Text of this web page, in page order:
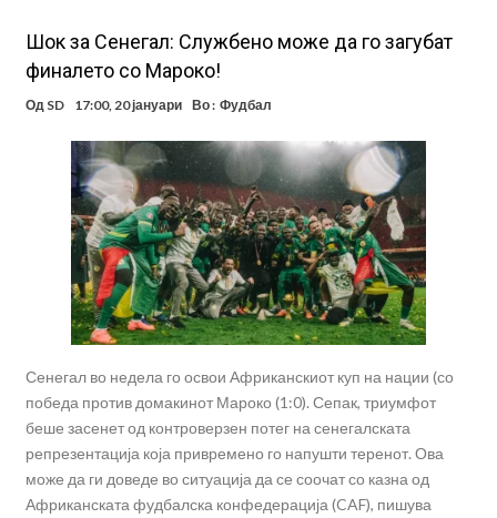
Шок за Сенегал: Службено може да го загубат
финалето со Мароко!
Од SD 17:00, 20 јануари Во : Фудбал
Сенегал во недела го освои Африканскиот куп на нации (со
победа против домакинот Мароко (1:0). Сепак, триумфот
беше засенет од контроверзен потег на сенегалската
репрезентација која привремено го напушти теренот. Ова
може да ги доведе во ситуација да се соочат со казна од
Африканската фудбалска конфедерација (CAF), пишува